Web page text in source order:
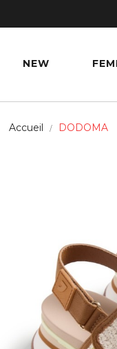
NEW
Accueil DODOMA